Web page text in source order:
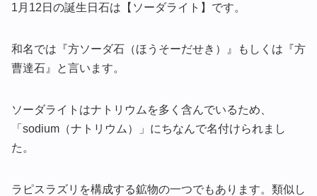
1月12日の誕生日石は【ソーダライト】です。
和名では『方ソーダ石（ほうそーだせき）』もしくは『方
曹達石』と言います。
ソーダライトはナトリウムを多く含んでいるため、
「sodium（ナトリウム）」にちなんで名付けられまし
た。
ラピスラズリを構成する鉱物の一つでもあります。類似し